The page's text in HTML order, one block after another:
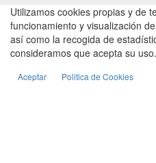
Utilizamos cookies propias y de
funcionamiento y visualización
así como la recogida de
consideramos que acepta su uso.
Aceptar Politica de Cookies